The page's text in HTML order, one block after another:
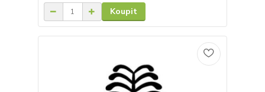
Koupit